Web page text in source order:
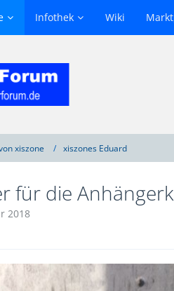
Infothek Wiki
xiszone xiszones Eduard
für die
2018